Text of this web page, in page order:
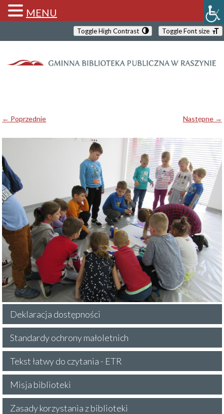
Toggle High Contrast Toggle Font size
← Poprzednie Następne →
Deklaracja dostępności
Standardy ochrony małoletnich
Tekst łatwy do czytania - ETR
Misja biblioteki
Zasady korzystania z biblioteki
MENU